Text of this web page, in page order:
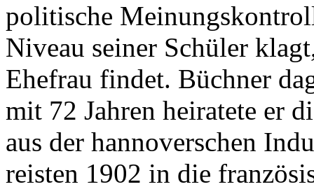
politische
Niveau seiner Schüler
Ehefrau findet. Büchner
mit 72 Jahren heiratete er
aus der hannoverschen
reisten 1902 in die